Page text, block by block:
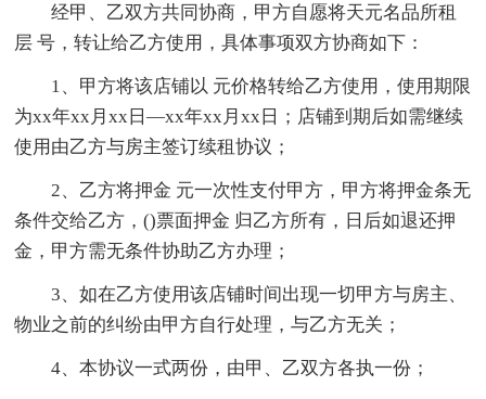
经甲、乙双方共同协商，甲方自愿将天元名品所租
层 号，转让给乙方使用，具体事项双方协商如下：
1、甲方将该店铺以 元价格转给乙方使用，使用期限
为xx年xx月xx日—xx年xx月xx日；店铺到期后如需继续
使用由乙方与房主签订续租协议；
2、乙方将押金 元一次性支付甲方，甲方将押金条无
条件交给乙方，()票面押金 归乙方所有，日后如退还押
金，甲方需无条件协助乙方办理；
3、如在乙方使用该店铺时间出现一切甲方与房主、
物业之前的纠纷由甲方自行处理，与乙方无关；
4、本协议一式两份，由甲、乙双方各执一份；